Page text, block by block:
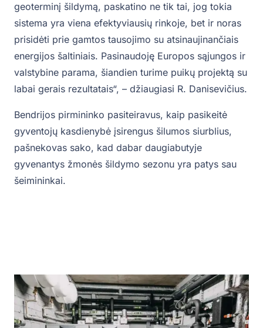
geoterminį šildymą, paskatino ne tik tai, jog tokia
sistema yra viena efektyviausių rinkoje, bet ir noras
prisidėti prie gamtos tausojimo su atsinaujinančiais
energijos šaltiniais. Pasinaudoję Europos sąjungos ir
valstybine parama, šiandien turime puikų projektą su
labai gerais rezultatais“, – džiaugiasi R. Danisevičius.
Bendrijos pirmininko pasiteiravus, kaip pasikeitė
gyventojų kasdienybė įsirengus šilumos siurblius,
pašnekovas sako, kad dabar daugiabutyje
gyvenantys žmonės šildymo sezonu yra patys sau
šeimininkai.